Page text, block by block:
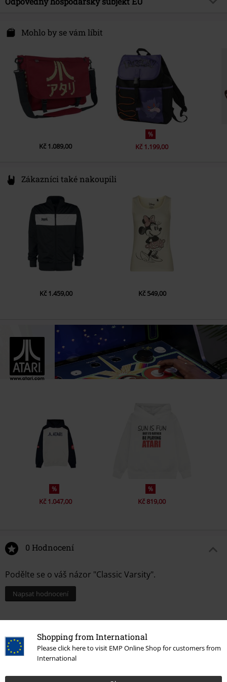
Shopping from International
Please click here to visit EMP Online Shop for customers from
International
Datum vydání
Molenwerf 24
1911 DB Uitgeest
www.difuzed.com
Mohlo by se vám líbit
Kč 1.089,00
%
Kč 1.199,00
Zákazníci také nakoupili
Kč 1.459,00 Kč 549,00
%
Kč 1.047,00
%
Kč 819,00
0 Hodnocení
Podělte se o váš názor "Classic Varsity".
Napsat hodnocení